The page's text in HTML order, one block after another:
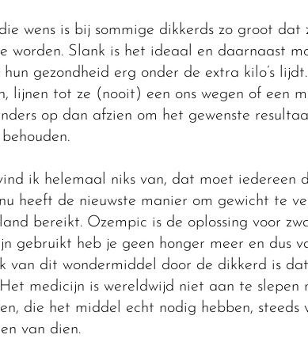
wens is bij sommige dikkerds zo groot
worden. Slank is het ideaal en daarnaast
gezondheid erg onder de extra kilo’s
lijnen tot ze (nooit) een ons wegen of een
op dan afzien om het gewenste
ik helemaal niks van, dat moet iedereen
heeft de nieuwste manier om gewicht te
bereikt. Ozempic is de oplossing voor
gebruikt heb je geen honger meer en dus
van dit wondermiddel door de dikkerd is
medicijn is wereldwijd niet aan te slepen
die het middel echt nodig hebben,
van dien.